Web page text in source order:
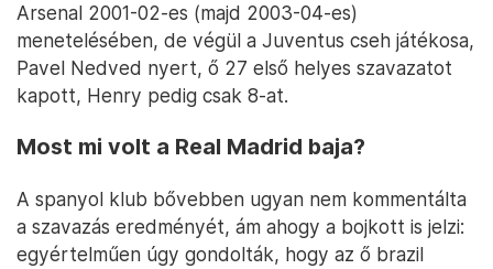
Arsenal 2001-02-es (majd 2003-04-es)
menetelésében, de végül a Juventus cseh játékosa,
Pavel Nedved nyert, ő 27 első helyes szavazatot
kapott, Henry pedig csak 8-at.
Most mi volt a Real Madrid baja?
A spanyol klub bővebben ugyan nem kommentálta
a szavazás eredményét, ám ahogy a bojkott is jelzi:
egyértelműen úgy gondolták, hogy az ő brazil